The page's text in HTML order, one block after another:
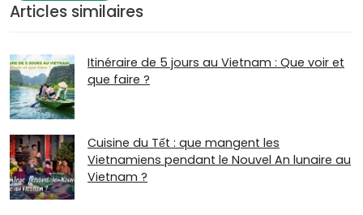
Articles similaires
Itinéraire de 5 jours au Vietnam : Que voir et
que faire ?
Cuisine du Tết : que mangent les
Vietnamiens pendant le Nouvel An lunaire au
Vietnam ?